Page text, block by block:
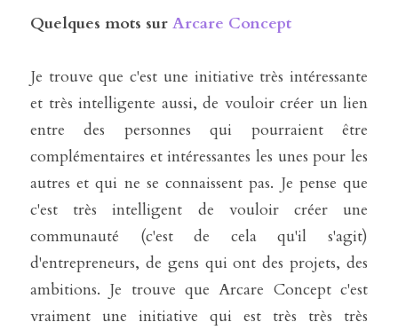
Quelques mots sur Arcare Concept
Je trouve que c'est une initiative très intéressante
et très intelligente aussi, de vouloir créer un lien
entre des personnes qui pourraient être
complémentaires et intéressantes les unes pour les
autres et qui ne se connaissent pas. Je pense que
c'est très intelligent de vouloir créer une
communauté (c'est de cela qu'il s'agit)
d'entrepreneurs, de gens qui ont des projets, des
ambitions. Je trouve que Arcare Concept c'est
vraiment une initiative qui est très très très